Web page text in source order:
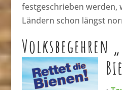
festgeschrieben werden,
Ländern schon längst
Volksbegehren